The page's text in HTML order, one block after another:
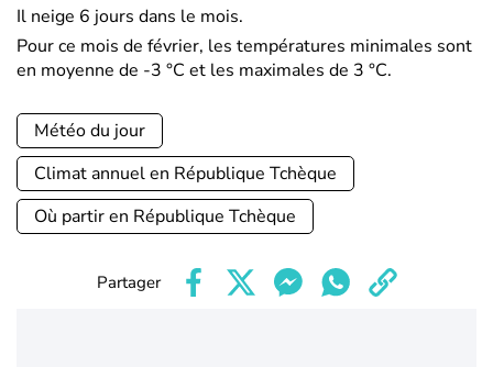
Il neige 6 jours dans le mois.
Pour ce mois de février, les températures minimales sont
en moyenne de -3 °C et les maximales de 3 °C.
Météo du jour
Climat annuel en République Tchèque
Où partir en République Tchèque
Partager